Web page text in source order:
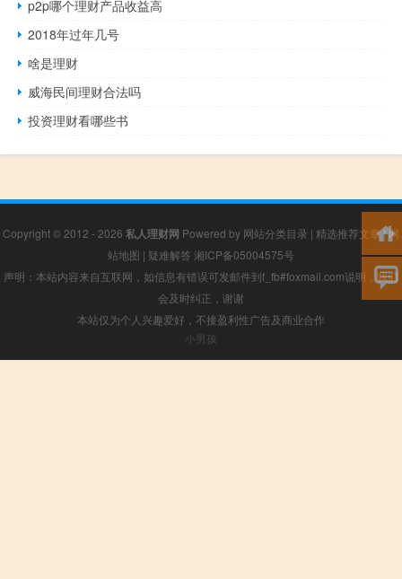
p2p哪个理财产品收益高
2018年过年几号
啥是理财
威海民间理财合法吗
投资理财看哪些书
Copyright © 2012 - 2026 私人理财网 Powered by 网站分类目录 | 精选推荐文章|网
站地图 | 疑难解答 湘ICP备05004575号
声明：本站内容来自互联网，如信息有错误可发邮件到f_fb#foxmail.com说明，我们
会及时纠正，谢谢
本站仅为个人兴趣爱好，不接盈利性广告及商业合作
小男孩